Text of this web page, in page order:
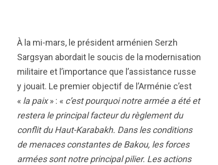
À la mi-mars, le président arménien Serzh
Sargsyan abordait le soucis de la modernisation
militaire et l’importance que l’assistance russe
y jouait. Le premier objectif de l’Arménie c’est
« la paix» : « c’est pourquoi notre armée a été et
restera le principal facteur du règlement du
conflit du Haut-Karabakh. Dans les conditions
de menaces constantes de Bakou, les forces
armées sont notre principal pilier. Les actions